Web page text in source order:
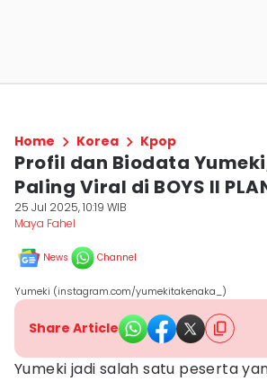
Home Korea Kpop
Profil dan Biodata
Paling Viral di BOYS II
25 Jul 2025, 10:19 WIB
Maya Fahel
News Channel
Yumeki (instagram.com/yumekitakenaka_)
Share Article
Yumeki jadi salah satu peserta